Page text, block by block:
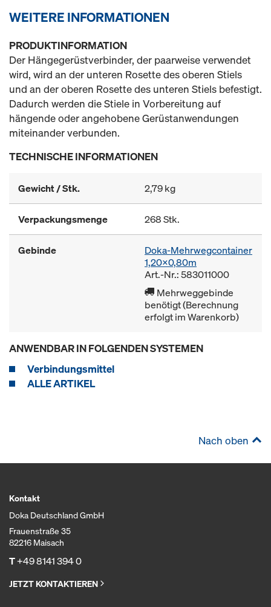
WEITERE INFORMATIONEN
PRODUKTINFORMATION
Der Hängegerüstverbinder, der paarweise verwendet
wird, wird an der unteren Rosette des oberen Stiels
und an der oberen Rosette des unteren Stiels befestigt.
Dadurch werden die Stiele in Vorbereitung auf
hängende oder angehobene Gerüstanwendungen
miteinander verbunden.
TECHNISCHE INFORMATIONEN
Gewicht / Stk. 2,79 kg
Verpackungsmenge 268 Stk.
Gebinde
Doka-Mehrwegcontainer
1,20x0,80m
Art.-Nr.: 583011000
Mehrweggebinde
benötigt (Berechnung
erfolgt im Warenkorb)
ANWENDBAR IN FOLGENDEN SYSTEMEN
Verbindungsmittel
ALLE ARTIKEL
Nach oben
Kontakt
Doka Deutschland GmbH
Frauenstraße 35
82216 Maisach
T+49 8141 394 0
JETZT KONTAKTIEREN